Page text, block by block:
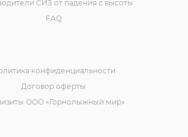
СИЗ от падения с высоты
FAQ
конфиденциальности
Договор оферты
ООО «Горнолыжный мир»